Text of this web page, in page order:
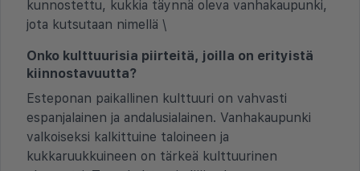
kunnostettu, kukkia täynnä oleva vanhakaupunki,
jota kutsutaan nimellä \
Onko kulttuurisia piirteitä, joilla on erityistä
kiinnostavuutta?
Esteponan paikallinen kulttuuri on vahvasti
espanjalainen ja andalusialainen. Vanhakaupunki
valkoiseksi kalkittuine taloineen ja
kukkaruukkuineen on tärkeä kulttuurinen